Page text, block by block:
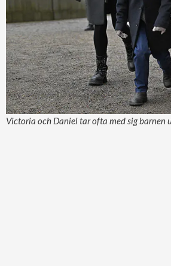
Victoria och Daniel tar ofta med sig barnen